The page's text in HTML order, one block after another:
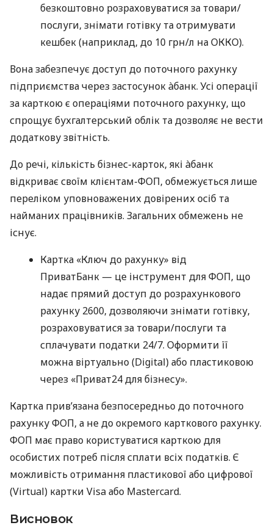
безкоштовно розраховуватися за товари/
послуги, знімати готівку та отримувати
кешбек (наприклад, до 10 грн/л на ОККО).
Вона забезпечує доступ до поточного рахунку
підприємства через застосунок àбанк. Усі операції
за карткою є операціями поточного рахунку, що
спрощує бухгалтерський облік та дозволяє не вести
додаткову звітність.
До речі, кількість бізнес-карток, які àбанк
відкриває своїм клієнтам-ФОП, обмежується лише
переліком уповноважених довірених осіб та
найманих працівників. Загальних обмежень не
існує.
Картка «Ключ до рахунку» від
ПриватБанк — це інструмент для ФОП, що
надає прямий доступ до розрахункового
рахунку 2600, дозволяючи знімати готівку,
розраховуватися за товари/послуги та
сплачувати податки 24/7. Оформити її
можна віртуально (Digital) або пластиковою
через «Приват24 для бізнесу».
Картка прив’язана безпосередньо до поточного
рахунку ФОП, а не до окремого карткового рахунку.
ФОП має право користуватися карткою для
особистих потреб після сплати всіх податків. Є
можливість отримання пластикової або цифрової
(Virtual) картки Visa або Mastercard.
Висновок